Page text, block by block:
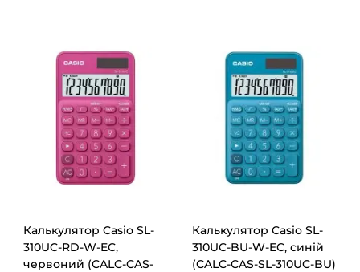
Калькулятор Casio SL-
310UC-RD-W-EC,
червоний (CALC-CAS-
Калькулятор Casio SL-
310UC-BU-W-EC, синій
(CALC-CAS-SL-310UC-BU)